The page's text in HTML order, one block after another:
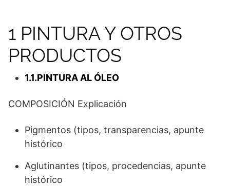
1 PINTURA Y OTROS
PRODUCTOS
1.1.PINTURA AL ÓLEO
COMPOSICIÓN Explicación
Pigmentos (tipos, transparencias, apunte
histórico
Aglutinantes (tipos, procedencias, apunte
histórico